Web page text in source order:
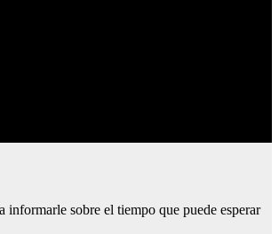
informarle sobre el tiempo que puede esperar